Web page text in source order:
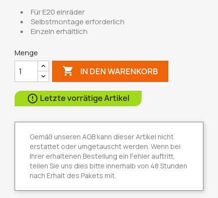
Für E20 einräder
Selbstmontage erforderlich
Einzeln erhältlich
Menge
 IN DEN WARENKORB
 Letzte vorrätige Artikel
Gemäß unseren AGB kann dieser Artikel nicht
erstattet oder umgetauscht werden. Wenn bei
Ihrer erhaltenen Bestellung ein Fehler auftritt,
teilen Sie uns dies bitte innerhalb von 48 Stunden
nach Erhalt des Pakets mit.